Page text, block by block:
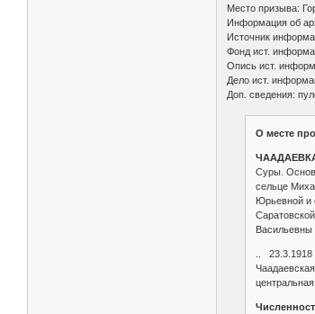
Место призыва:
Информация об
Источник
Фонд ист.
Опись ист.
Дело ист.
Доп. сведения:
О месте
Суры.
сельце
Юрьевной и
.. 23.3.1918